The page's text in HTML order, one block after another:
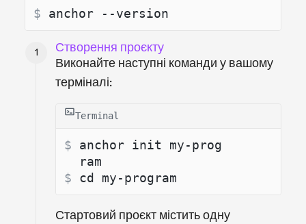
$ anchor --version
Створення проєкту
Виконайте наступні команди у вашому
терміналі:
Terminal
$ anchor init my-prog
ram
$ cd my-program
Стартовий проєкт містить одну